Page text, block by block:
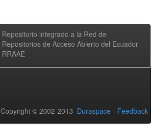
Repositorio integrado a la Red de
Repositorios de Acceso Abierto del Ecuador -
RRAAE
Copyright © 2002-2013 Duraspace - Feedback